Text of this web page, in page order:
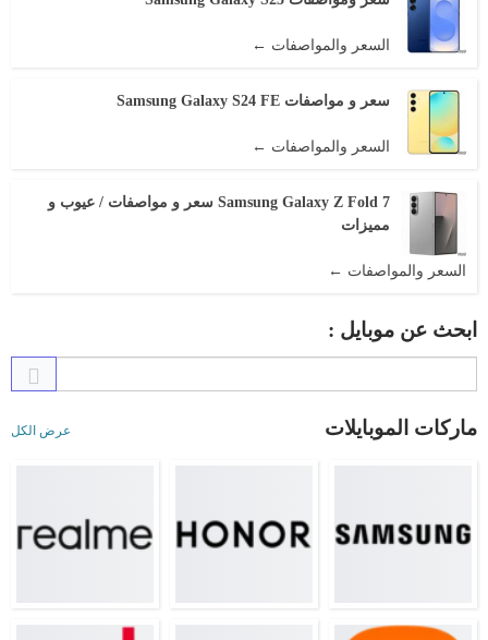
السعر والمواصفات ←
سعر و مواصفات Samsung Galaxy S24 FE
السعر والمواصفات ←
Samsung Galaxy Z Fold 7 سعر و مواصفات / عيوب و
مميزات
السعر والمواصفات ←
ابحث عن موبايل :
ماركات الموبايلات عرض الكل